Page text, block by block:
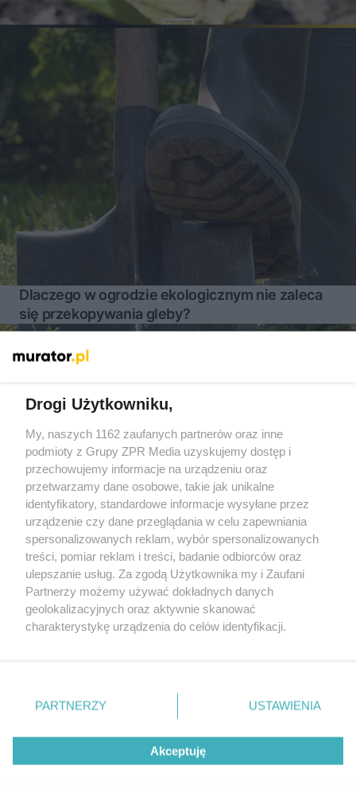
Dlaczego w ogrodzie ekologicznym nie zaleca
się przekopywania gleby?
Żaden utwór zamieszczony w serwisie nie może być powielany i
rozpowszechniany lub dalej rozpowszechniany w jakikolwiek
sposób (w tym także elektroniczny lub mechaniczny) na
jakimkolwiek polu eksploatacji w jakiejkolwiek formie, włącznie z
umieszczaniem w Internecie bez pisemnej zgody właściciela praw.
Jakiekolwiek użycie lub wykorzystanie utworów w całości lub w
części z naruszeniem prawa, tzn. bez właściwej zgody, jest
zabronione pod groźbą kary i może być ścigane prawnie.
Drogi Użytkowniku,
My, naszych 1162 zaufanych partnerów oraz inne
podmioty z Grupy ZPR Media uzyskujemy dostęp i
przechowujemy informacje na urządzeniu oraz
przetwarzamy dane osobowe, takie jak unikalne
identyfikatory, standardowe informacje wysyłane przez
urządzenie czy dane przeglądania w celu zapewniania
spersonalizowanych reklam, wybór spersonalizowanych
treści, pomiar reklam i treści, badanie odbiorców oraz
ulepszanie usług. Za zgodą Użytkownika my i Zaufani
Partnerzy możemy używać dokładnych danych
geolokalizacyjnych oraz aktywnie skanować
charakterystykę urządzenia do celów identyfikacji.
zmienić/wycofać klikając przycisk ustawień prywatności
znajdujący się w lewym dolnym rogu strony
rodzaje przetwarzania danych nie wymagają zgody
użytkownika, ale masz prawo sprzeciwić się takiemu
przetwarzaniu. Preferencje będą miały zastosowanie tylko
PARTNERZY USTAWIENIA
Akceptuję